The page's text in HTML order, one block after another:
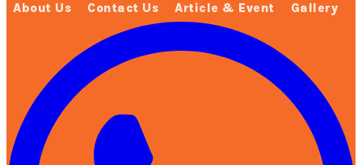
About Us Contact Us Article & Event Gallery